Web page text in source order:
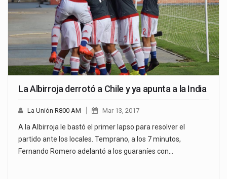
La Albirroja derrotó a Chile y ya apunta a la India
La Unión R800 AM Mar 13, 2017
A la Albirroja le bastó el primer lapso para resolver el
partido ante los locales. Temprano, a los 7 minutos,
Fernando Romero adelantó a los guaraníes con…